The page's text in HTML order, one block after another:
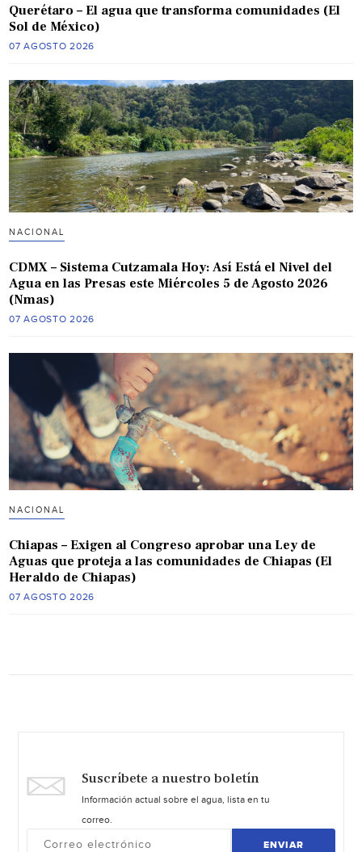
Querétaro – El agua que transforma comunidades (El
Sol de México)
07 AGOSTO 2026
NACIONAL
CDMX – Sistema Cutzamala Hoy: Así Está el Nivel del
Agua en las Presas este Miércoles 5 de Agosto 2026
(Nmas)
07 AGOSTO 2026
NACIONAL
Chiapas – Exigen al Congreso aprobar una Ley de
Aguas que proteja a las comunidades de Chiapas (El
Heraldo de Chiapas)
07 AGOSTO 2026
Suscríbete a nuestro boletín
Información actual sobre el agua, lista en tu
correo.
ENVIAR